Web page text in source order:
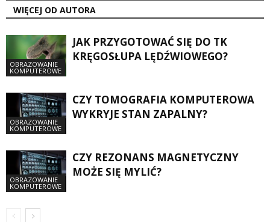
WIĘCEJ OD AUTORA
OBRAZOWANIE
KOMPUTEROWE
JAK PRZYGOTOWAĆ SIĘ DO TK
KRĘGOSŁUPA LĘDŹWIOWEGO?
OBRAZOWANIE
KOMPUTEROWE
CZY TOMOGRAFIA KOMPUTEROWA
WYKRYJE STAN ZAPALNY?
OBRAZOWANIE
KOMPUTEROWE
CZY REZONANS MAGNETYCZNY
MOŻE SIĘ MYLIĆ?